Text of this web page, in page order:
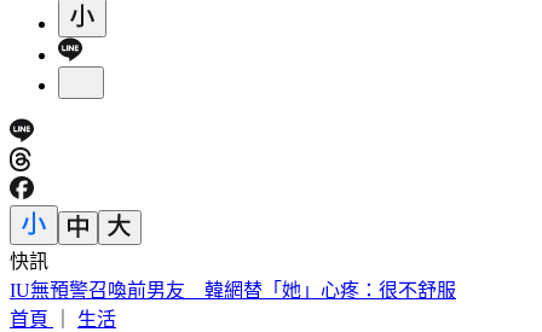
快訊
IU無預警召喚前男友 韓網替「她」心疼：很不舒服
首頁
生活